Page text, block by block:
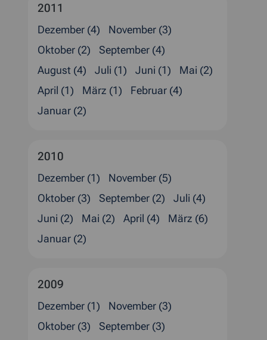
2011
Dezember (4)
November (3)
Oktober (2)
September (4)
August (4)
Juli (1) Juni (1)
Mai (2)
April (1)
März (1)
Februar (4)
Januar (2)
2010
Dezember (1)
November (5)
Oktober (3)
September (2)
Juli (4)
Juni (2)
Mai (2) April (4)
März (6)
Januar (2)
2009
Dezember (1)
November (3)
Oktober (3)
September (3)